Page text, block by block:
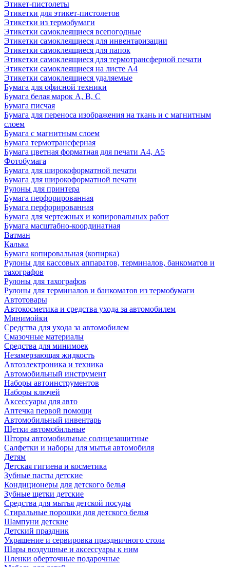
Этикет-пистолеты
Этикетки для этикет-пистолетов
Этикетки из термобумаги
Этикетки самоклеящиеся всепогодные
Этикетки самоклеящиеся для инвентаризации
Этикетки самоклеящиеся для папок
Этикетки самоклеящиеся для термотрансферной печати
Этикетки самоклеящиеся на листе А4
Этикетки самоклеящиеся удаляемые
Бумага для офисной техники
Бумага белая марок А, В, С
Бумага писчая
Бумага для переноса изображения на ткань и с магнитным
слоем
Бумага с магнитным слоем
Бумага термотрансферная
Бумага цветная форматная для печати А4, А5
Фотобумага
Бумага для широкоформатной печати
Бумага для широкоформатной печати
Рулоны для принтера
Бумага перфорированная
Бумага перфорированная
Бумага для чертежных и копировальных работ
Бумага масштабно-координатная
Ватман
Калька
Бумага копировальная (копирка)
Рулоны для кассовых аппаратов, терминалов, банкоматов и
тахографов
Рулоны для тахографов
Рулоны для терминалов и банкоматов из термобумаги
Автотовары
Автокосметика и средства ухода за автомобилем
Минимойки
Средства для ухода за автомобилем
Смазочные материалы
Средства для минимоек
Незамерзающая жидкость
Автоэлектроника и техника
Автомобильный инструмент
Наборы автоинструментов
Наборы ключей
Аксессуары для авто
Аптечка первой помощи
Автомобильный инвентарь
Щетки автомобильные
Шторы автомобильные солнцезащитные
Салфетки и наборы для мытья автомобиля
Детям
Детская гигиена и косметика
Зубные пасты детские
Кондиционеры для детского белья
Зубные щетки детские
Средства для мытья детской посуды
Стиральные порошки для детского белья
Шампуни детские
Детский праздник
Украшение и сервировка праздничного стола
Шары воздушные и аксессуары к ним
Пленки оберточные подарочные